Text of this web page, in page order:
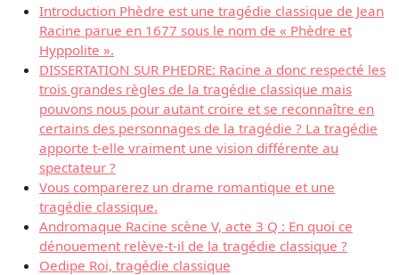
Introduction Phèdre est une tragédie classique de Jean
Racine parue en 1677 sous le nom de « Phèdre et
Hyppolite ».
DISSERTATION SUR PHEDRE: Racine a donc respecté les
trois grandes règles de la tragédie classique mais
pouvons nous pour autant croire et se reconnaître en
certains des personnages de la tragédie ? La tragédie
apporte t-elle vraiment une vision différente au
spectateur ?
Vous comparerez un drame romantique et une
tragédie classique.
Andromaque Racine scène V, acte 3 Q : En quoi ce
dénouement relève-t-il de la tragédie classique ?
Oedipe Roi, tragédie classique